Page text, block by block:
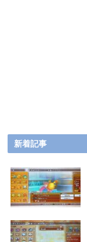
新着記事